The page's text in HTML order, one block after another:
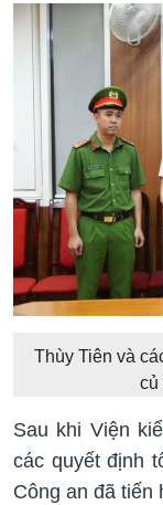
Thùy Tiên và
củ
Sau khi Viện
các quyết định
Công an đã tiến